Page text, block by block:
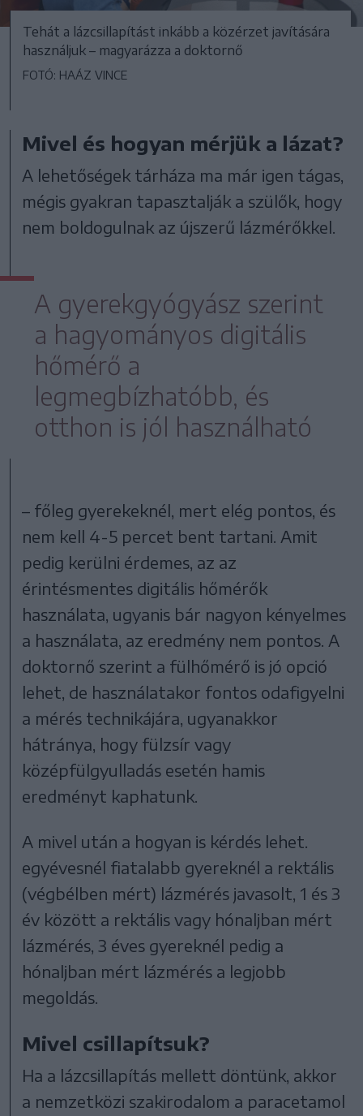
Tehát a lázcsillapítást inkább a közérzet javítására
használjuk – magyarázza a doktornő
FOTÓ: HAÁZ VINCE
Mivel és hogyan mérjük a lázat?
A lehetőségek tárháza ma már igen tágas,
mégis gyakran tapasztalják a szülők, hogy
nem boldogulnak az újszerű lázmérőkkel.
A gyerekgyógyász szerint
a hagyományos digitális
hőmérő a
legmegbízhatóbb, és
otthon is jól használható
– főleg gyerekeknél, mert elég pontos, és
nem kell 4-5 percet bent tartani. Amit
pedig kerülni érdemes, az az
érintésmentes digitális hőmérők
használata, ugyanis bár nagyon kényelmes
a használata, az eredmény nem pontos. A
doktornő szerint a fülhőmérő is jó opció
lehet, de használatakor fontos odafigyelni
a mérés technikájára, ugyanakkor
hátránya, hogy fülzsír vagy
középfülgyulladás esetén hamis
eredményt kaphatunk.
A mivel után a hogyan is kérdés lehet.
egyévesnél fiatalabb gyereknél a rektális
(végbélben mért) lázmérés javasolt, 1 és 3
év között a rektális vagy hónaljban mért
lázmérés, 3 éves gyereknél pedig a
hónaljban mért lázmérés a legjobb
megoldás.
Mivel csillapítsuk?
Ha a lázcsillapítás mellett döntünk, akkor
a nemzetközi szakirodalom a paracetamol